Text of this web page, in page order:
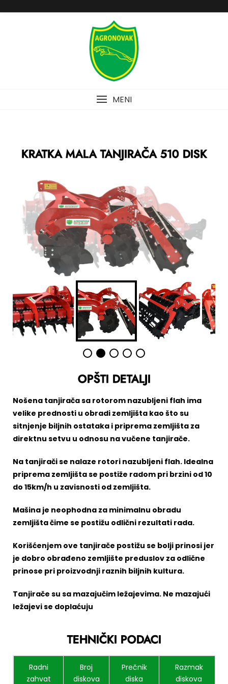
MENI
KRATKA MALA TANJIRAČA 510 DISK
OPŠTI DETALJI
Nošena tanjirača sa rotorom nazubljeni flah ima
velike prednosti u obradi zemljišta kao što su
sitnjenje biljnih ostataka i priprema zemljišta za
direktnu setvu u odnosu na vučene tanjirače.
Na tanjirači se nalaze rotori nazubljeni flah. Idealna
priprema zemljišta se postiže radom pri brzini od 10
do 15km/h u zavisnosti od zemljišta.
Mašina je neophodna za minimalnu obradu
zemljišta čime se postižu odlični rezultati rada.
Korišćenjem ove tanjirače postižu se bolji prinosi jer
je dobro obrađeno zemljište preduslov za odlične
prinose pri proizvodnji raznih biljnih kultura.
Tanjirače su sa mazajučim ležajevima. Ne mazajući
ležajevi se doplaćuju
TEHNIČKI PODACI
Radni
zahvat
Broj
diskova
Prečnik
diska
Razmak
diskova